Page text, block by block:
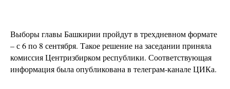
Выборы главы Башкирии пройдут в трехдневном формате
– с 6 по 8 сентября. Такое решение на заседании приняла
комиссия Центризбирком республики. Соответствующая
информация была опубликована в телеграм-канале ЦИКа.